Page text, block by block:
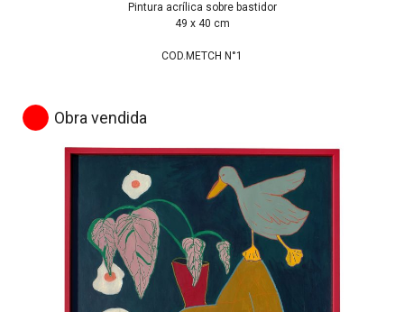
Pintura acrílica sobre bastidor
49 x 40 cm
COD.METCH N°1